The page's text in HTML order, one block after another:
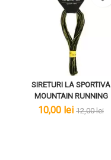
SIRETURI LA SPORTIVA
MOUNTAIN RUNNING
lei
10,00 lei lei
12,00 lei